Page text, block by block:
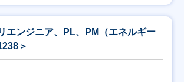
エンジニア、PL、PM（エネルギー
＞